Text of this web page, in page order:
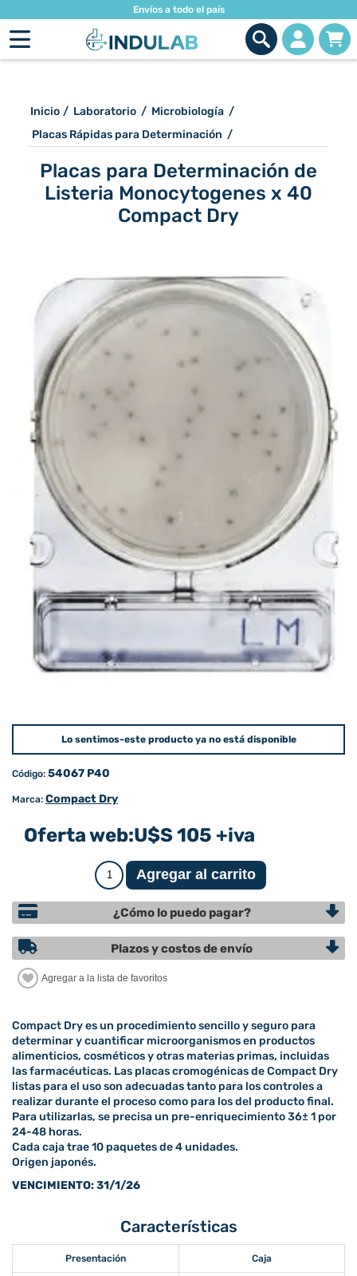
Envíos a todo el país
Inicio / Laboratorio / Microbiología /
Placas Rápidas para Determinación /
Placas para Determinación de
Listeria Monocytogenes x 40
Compact Dry
Lo sentimos-este producto ya no está disponible
Código: 54067 P40
Marca: Compact Dry
Oferta web:U$S 105 +iva
¿Cómo lo puedo pagar?
Plazos y costos de envío
Compact Dry es un procedimiento sencillo y seguro para
determinar y cuantificar microorganismos en productos
alimenticios, cosméticos y otras materias primas, incluidas
las farmacéuticas. Las placas cromogénicas de Compact Dry
listas para el uso son adecuadas tanto para los controles a
realizar durante el proceso como para los del producto final.
Para utilizarlas, se precisa un pre-enriquecimiento 36± 1 por
24-48 horas.
Cada caja trae 10 paquetes de 4 unidades.
Origen japonés.
VENCIMIENTO: 31/1/26
Características
Presentación Caja